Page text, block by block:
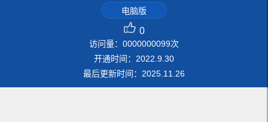
电脑版
0
访问量： 0000000099次
开通时间： 2022 9 30
最后更新时间： 2025 11 26